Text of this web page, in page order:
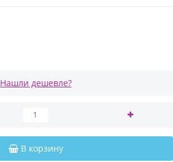
Нашли дешевле?
В корзину